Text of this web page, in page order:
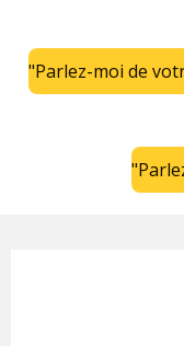
"Parlez-moi de